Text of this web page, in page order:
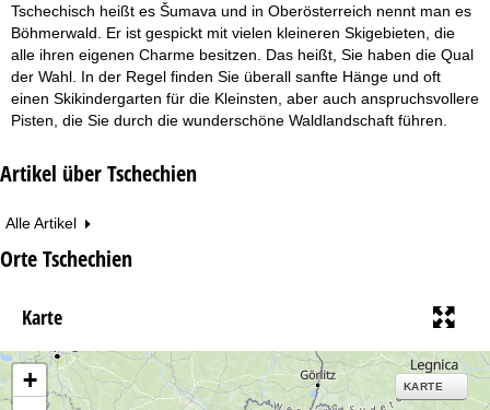
Tschechisch heißt es Šumava und in Oberösterreich nennt man es
Böhmerwald. Er ist gespickt mit vielen kleineren Skigebieten, die
alle ihren eigenen Charme besitzen. Das heißt, Sie haben die Qual
der Wahl. In der Regel finden Sie überall sanfte Hänge und oft
einen Skikindergarten für die Kleinsten, aber auch anspruchsvollere
Pisten, die Sie durch die wunderschöne Waldlandschaft führen.
Artikel über Tschechien
Alle Artikel
Orte Tschechien
Karte
+ KARTE